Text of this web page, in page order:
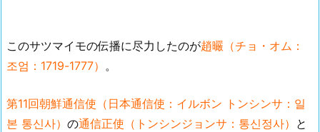
このサツマイモの伝播に尽力したのが趙曮（チョ・オム：
조엄：1719-1777） 。
第11回朝鮮通信使（日本通信使：イルボン トンシンサ：일
본 통신사） の通信正使（トンシンジョンサ：통신정사） と